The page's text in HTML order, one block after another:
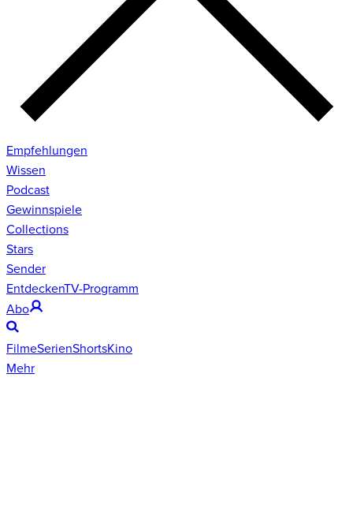
Empfehlungen
Wissen
Podcast
Gewinnspiele
Collections
Stars
Sender
EntdeckenTV-Programm
Abo
FilmeSerienShortsKino
Mehr